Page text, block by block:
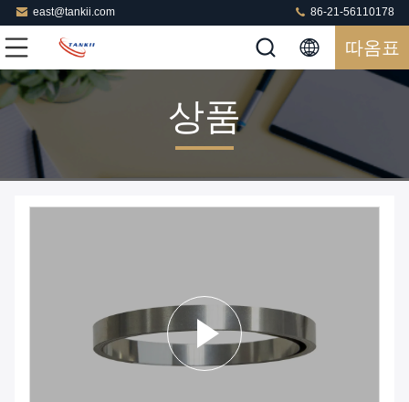
east@tankii.com 86-21-56110178
따옴표
상품